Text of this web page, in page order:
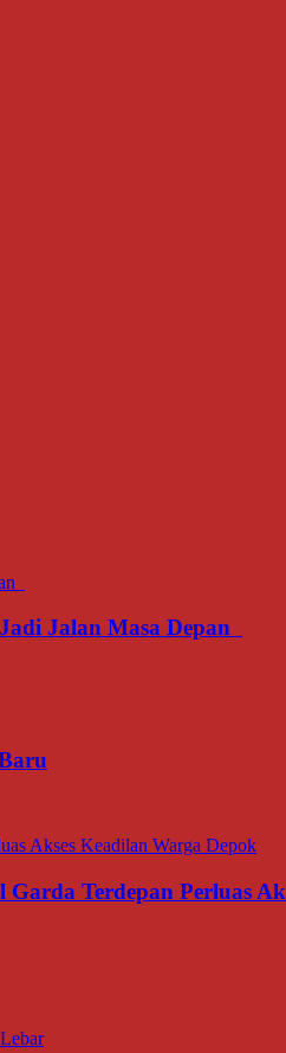
Jalan Masa Depan
Terdepan Perluas